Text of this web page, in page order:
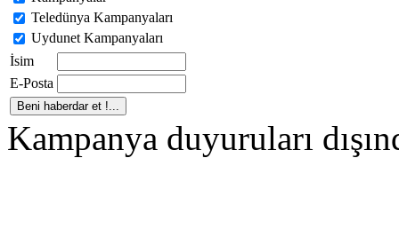
Teledünya Kampanyaları
Uydunet Kampanyaları
İsim
E-Posta
Kampanya duyuruları